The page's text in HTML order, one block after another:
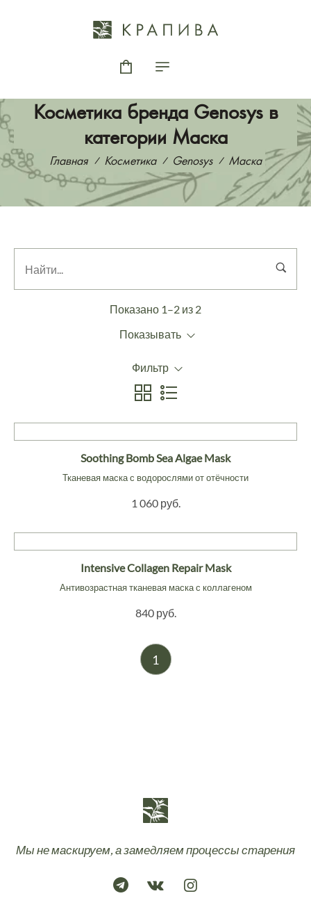
Косметика бренда Genosys в
категории Маска
Главная Косметика Genosys Маска
Показано 1–2 из 2
Показывать
Фильтр
Soothing Bomb Sea Algae Mask
Тканевая маска с водорослями от отёчности
1 060 руб.
Intensive Collagen Repair Mask
Антивозрастная тканевая маска с коллагеном
840 руб.
1
Мы не маскируем, а замедляем процессы старения